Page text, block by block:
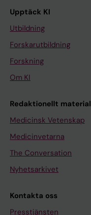
Upptäck KI
Utbildning
Forskarutbildning
Forskning
Om KI
Redaktionellt material
Medicinsk Vetenskap
Medicinvetarna
The Conversation
Nyhetsarkivet
Kontakta oss
Presstjänsten